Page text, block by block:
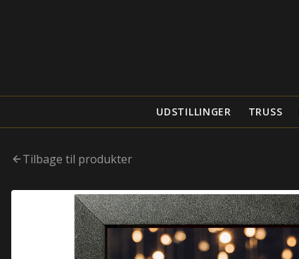
UDSTILLINGER TRUSS
Tilbage til produkter